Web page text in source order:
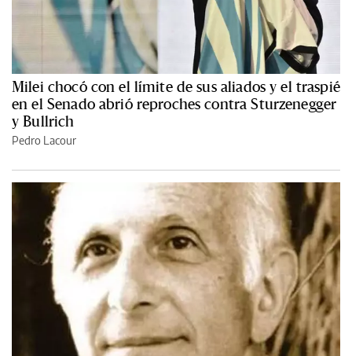
Milei chocó con el límite de sus aliados y el traspié
en el Senado abrió reproches contra Sturzenegger
y Bullrich
Pedro Lacour